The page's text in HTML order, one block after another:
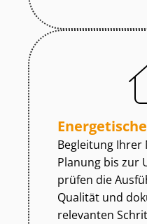
Begleitung
Planung bis zur
prüfen die
Qualität und
relevanten